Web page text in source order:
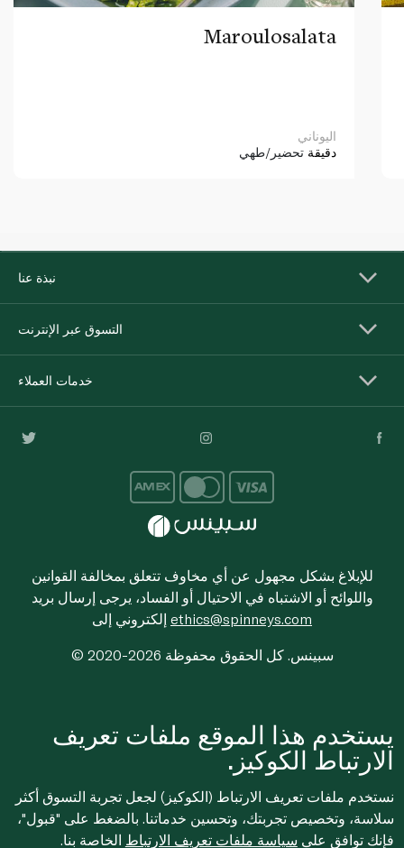
Maroulosalata
اليوناني
دقيقة تحضير/طهي
نبذة عنا
التسوق عبر الإنترنت
خدمات العملاء
للإبلاغ بشكل مجهول عن أي مخاوف تتعلق بمخالفة القوانين
واللوائح أو الاشتباه في الاحتيال أو الفساد، يرجى إرسال بريد
ethics@spinneys.com
© 2020-2026 سبينس. كل الحقوق محفوظة
يستخدم هذا الموقع ملفات تعريف
الارتباط الكوكيز.
نستخدم ملفات تعريف الارتباط (الكوكيز) لجعل تجربة التسوق أكثر
سلاسة، وتخصيص تجربتك، وتحسين خدماتنا. بالضغط على "قبول"،
فإنك توافق على سياسة ملفات تعريف الارتباط الخاصة بنا.